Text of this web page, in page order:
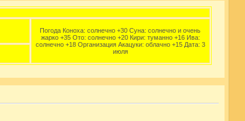
Погода Коноха: солнечно +30 Суна: солнечно и очень
жарко +35 Ото: солнечно +20 Кири: туманно +16 Ива:
солнечно +18 Организация Акацуки: облачно +15 Дата: 3
июля